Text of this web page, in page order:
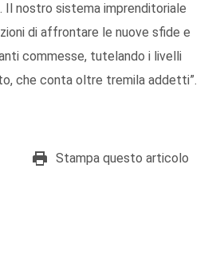
Il nostro sistema imprenditoriale
di affrontare le nuove sfide e
commesse, tutelando i livelli
che conta oltre tremila addetti”.
Stampa questo articolo